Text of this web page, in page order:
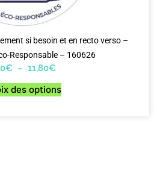
si besoin et en recto verso –
Responsable – 160626
€ – 11,80€
des options